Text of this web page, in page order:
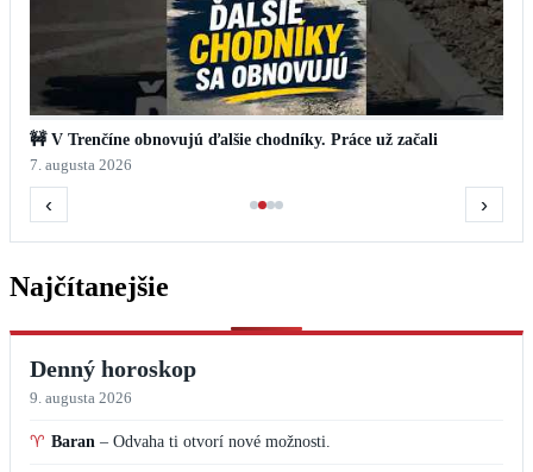
🚧 V Trenčíne obnovujú ďalšie chodníky. Práce už začali
7. augusta 2026
‹ ›
Najčítanejšie
Denný horoskop
9. augusta 2026
♈ Baran – Odvaha ti otvorí nové možnosti.